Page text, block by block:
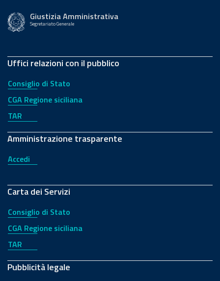
Giustizia Amministrativa
Segretariato Generale
Uffici relazioni con il pubblico
Consiglio di Stato
CGA Regione siciliana
TAR
Amministrazione trasparente
Accedi
Carta dei Servizi
Consiglio di Stato
CGA Regione siciliana
TAR
Pubblicità legale